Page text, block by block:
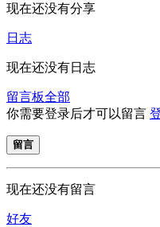
现在还没有分享
日志
现在还没有日志
留言板全部
你需要登录后才可以留言
留言
现在还没有留言
好友